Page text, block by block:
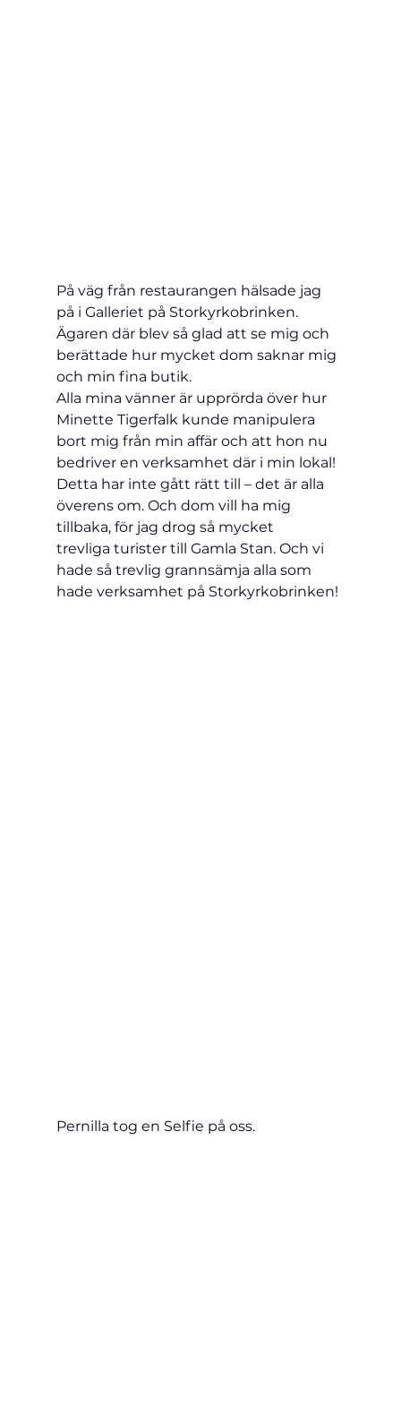
På väg från restaurangen hälsade jag
på i Galleriet på Storkyrkobrinken.
Ägaren där blev så glad att se mig och
berättade hur mycket dom saknar mig
och min fina butik.
Alla mina vänner är upprörda över hur
Minette Tigerfalk kunde manipulera
bort mig från min affär och att hon nu
bedriver en verksamhet där i min lokal!
Detta har inte gått rätt till – det är alla
överens om. Och dom vill ha mig
tillbaka, för jag drog så mycket
trevliga turister till Gamla Stan. Och vi
hade så trevlig grannsämja alla som
hade verksamhet på Storkyrkobrinken!
Pernilla tog en Selfie på oss.